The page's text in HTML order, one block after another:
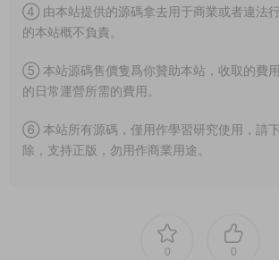
④ 由本站提供的源碼拿去用于商業或者違法
的本站概不負責。
⑤ 本站源碼售價隻爲你贊助本站，收取的費
的日常運營所需的費用。
⑥ 本站所有源碼，僅用作學習研究使用，請
除，支持正版，勿用作商業用途。
0 0